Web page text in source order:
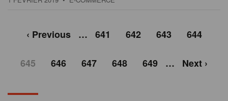
‹ Previous … 641 642 643 644
645 646 647 648 649 … Next ›